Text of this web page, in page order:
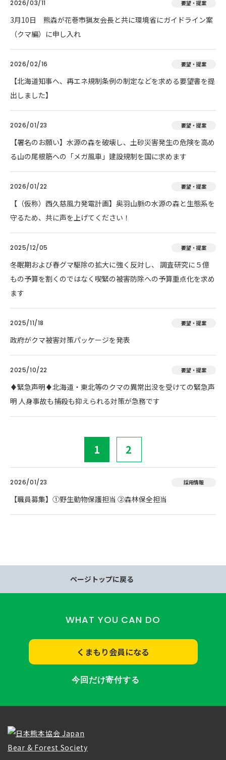
2026/03/11 要望・提案
3月10日 熊森が花巻市猟友会長と共に環境省にガイドライン案
（クマ編）に申し入れ
2026/02/16 要望・提案
【北海道知事へ、再エネ規制条例の制定などを求める要望書を提
出しました】
2026/01/23 要望・提案
【署名のお願い】水源の森を破壊し、土砂災害発生の危険を高め
る山の尾根筋への「メガ風車」建設規制を国に求めます
2026/01/22 要望・提案
【（仮称）西久慈風力発電計画】奥羽山脈の水源の森と生態系を
守るため、共に声を上げてください！
2025/12/05 要望・提案
冬眠期および春グマ駆除の拡大に強く反対し、 調査研究に５億
もの予算を割くのではなく喫緊の被害防除への予算重点化を求め
ます
2025/11/18 要望・提案
政府がクマ被害対策パッケージを発表
2025/10/22 要望・提案
♦️緊急声明♦️北海道・東北等のクマの異常出没を受けての緊急声
明 人身事故も捕殺も抑えられる対策が急務です
1 2
2026/01/23 採用情報
【職員募集】①野生動物保護担当 ②森林保全担当
ページトップに戻る
WHAT YOU CAN DO
くまもり会員になる
今回だけ寄付する